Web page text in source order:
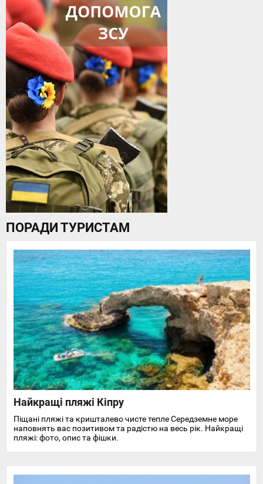
ПОРАДИ ТУРИСТАМ
Найкращі пляжі Кіпру
Піщані пляжі та кришталево чисте тепле Середземне море
наповнять вас позитивом та радістю на весь рік. Найкращі
пляжі: фото, опис та фішки.